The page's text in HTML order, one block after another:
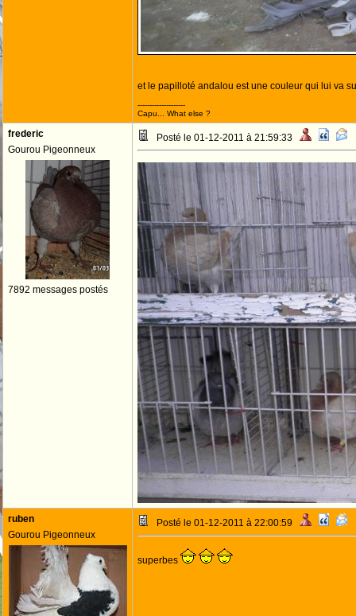
et le papilloté andalou est une couleur qui lui va
--------------------
Capu... What else ?
frederic
Gourou Pigeonneux
7892 messages postés
Posté le 01-12-2011 à 21:59:33
ruben
Gourou Pigeonneux
Posté le 01-12-2011 à 22:00:59
superbes